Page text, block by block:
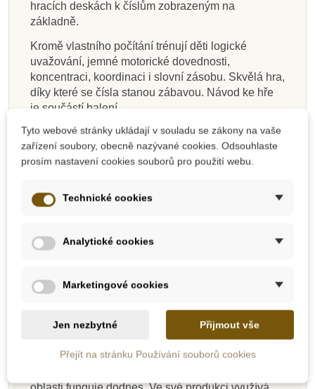
431 Kč
Přidat do košíku Přidat do košíku
850 Kč
Přidat do košíku Zobrazit detail
842 Kč
Přidat do košíku Přidat do košíku
936 Kč
Přidat do košíku Přidat do košíku
hracích deskách k číslům zobrazeným na
základně.
Kromě vlastního počítání trénují děti logické
uvažování, jemné motorické dovednosti,
koncentraci, koordinaci i slovní zásobu. Skvělá hra,
díky které se čísla stanou zábavou. Návod ke hře
je součástí balení.
Vyrobeno v Thajskuudržitelným způsobemz
kaučukovníku, bez chemických látek, pomocí
lepidel bez formaldehydu, organickými pigmenty a
Rozměry: 22,8 cm x 7 cm x 1,2 cm (podnos)
Objevte svět pravých
PLAN TOYS
PlanToys je již 40 let úspěšně fungující firma
v oboru výroby vysoce kvalitních ekologických
Tyto webové stránky ukládají v souladu se zákony na vaše
zařízení soubory, obecně nazývané cookies. Odsouhlaste
prosím nastavení cookies souborů pro použití webu.
Technické cookies
Analytické cookies
Marketingové cookies
Jen nezbytné Přijmout vše
Přejít na stránku Používání souborů cookies